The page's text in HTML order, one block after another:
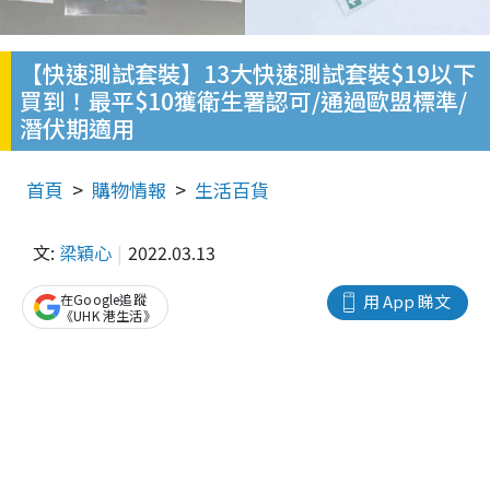
【快速測試套裝】13大快速測試套裝$19以下
買到！最平$10獲衛生署認可/通過歐盟標準/
潛伏期適用
首頁 購物情報 生活百貨
文: 梁穎心 2022.03.13
用 App 睇文
在Google追蹤
《UHK 港生活》